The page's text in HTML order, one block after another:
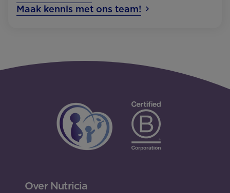
Maak kennis met ons team!
Over Nutricia